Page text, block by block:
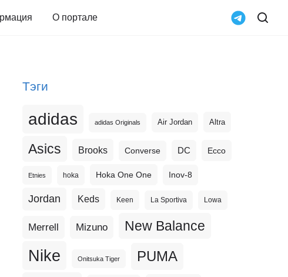
О портале
Тэги
adidas adidas Originals Air Jordan Altra
Asics Brooks Converse DC Ecco
Etnies hoka Hoka One One Inov-8
Jordan Keds Keen La Sportiva Lowa
Merrell Mizuno New Balance
Nike Onitsuka Tiger PUMA